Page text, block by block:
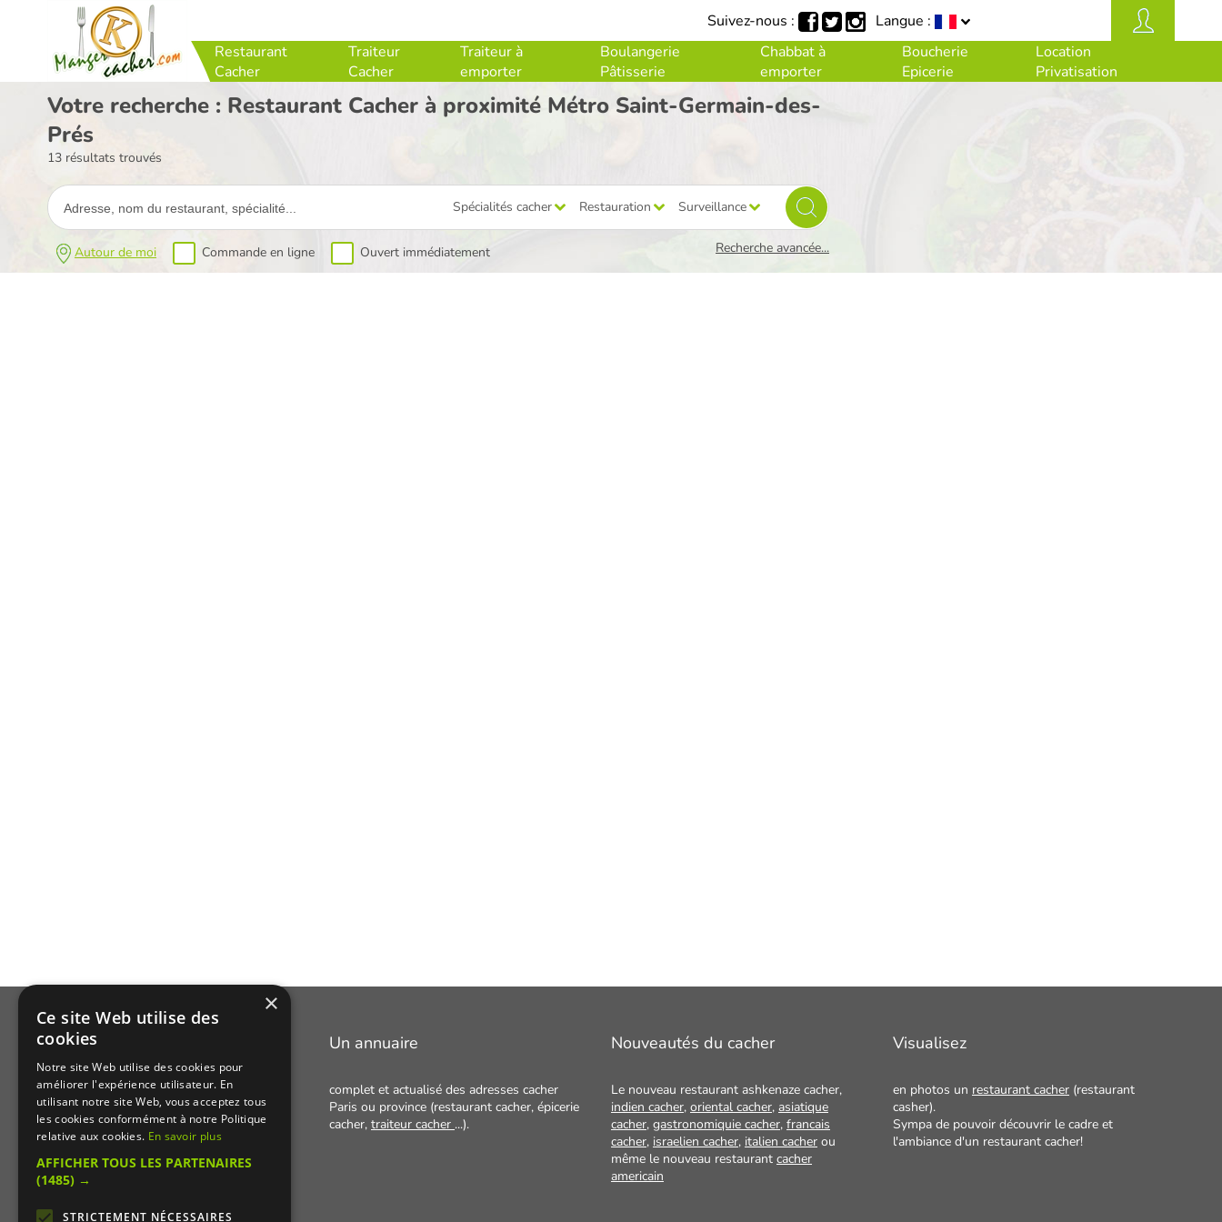
Langue :
Restaurant
Cacher
Traiteur
Cacher
Traiteur à
emporter
Boulangerie
Pâtisserie
Chabbat à
emporter
Boucherie
Epicerie
Location
Privatisation
Suivez-nous :
Votre recherche : Restaurant Cacher à proximité Métro Saint-Germain-des-
Prés
13 résultats trouvés
Spécialités cacher Restauration Surveillance
Autour de moi Commande en ligne Ouvert immédiatement Recherche avancée...
Manger Cacher
Cacher c'est quoi ?
Liens utiles
Qui sommes-nous ?
Presse
Un annuaire
complet et actualisé des adresses cacher
Paris ou province (restaurant cacher, épicerie
cacher, traiteur cacher ...).
Nouveautés du cacher
Le nouveau restaurant ashkenaze cacher,
indien cacher, oriental cacher, asiatique
cacher, gastronomiquie cacher, francais
cacher, israelien cacher, italien cacher ou
même le nouveau restaurant cacher
americain
Visualisez
en photos un restaurant cacher (restaurant
casher).
Sympa de pouvoir découvrir le cadre et
l'ambiance d'un restaurant cacher!
×
Ce site Web utilise des
cookies
Notre site Web utilise des cookies pour
améliorer l'expérience utilisateur. En
utilisant notre site Web, vous acceptez tous
les cookies conformément à notre Politique
relative aux cookies. En savoir plus
AFFICHER TOUS LES PARTENAIRES
(1485) →
STRICTEMENT NÉCESSAIRES